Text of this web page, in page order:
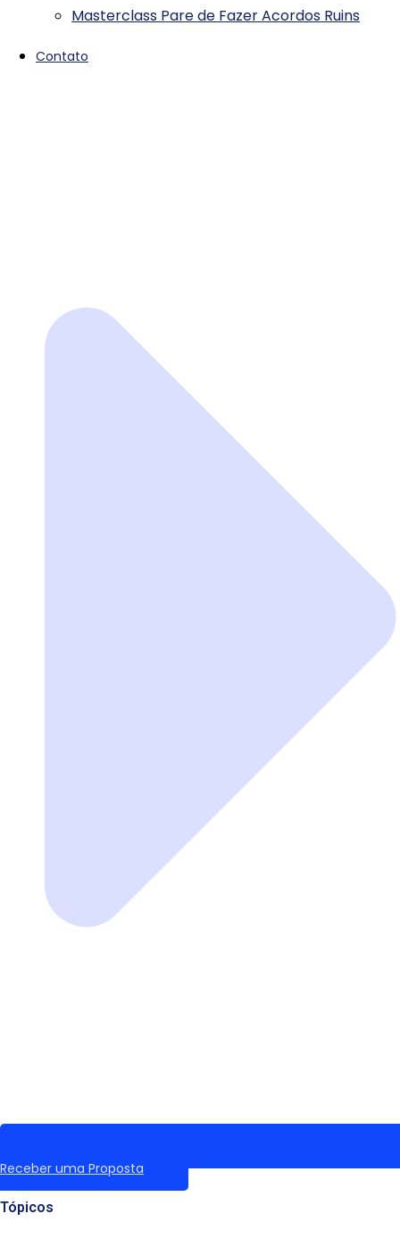
Masterclass Pare de Fazer Acordos Ruins
Contato
Receber uma Proposta
Tópicos